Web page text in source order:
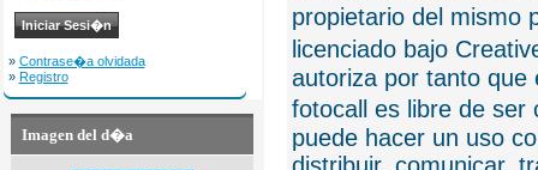
» Contrase�a olvidada
» Registro
Imagen del d�a
propietario del mismo
licenciado bajo
autoriza por tanto que
fotocall es libre de
puede hacer un uso